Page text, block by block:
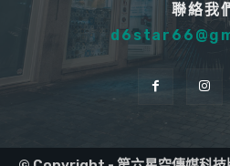
聯絡我